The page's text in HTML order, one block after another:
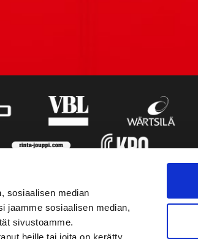
sosiaalisen median
jaamme sosiaalisen median,
sivustoamme.